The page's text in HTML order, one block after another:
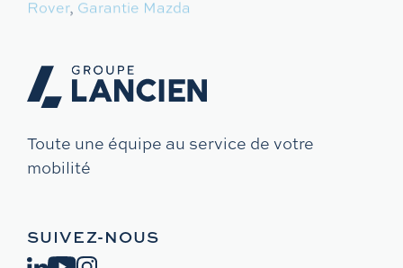
Toute une équipe au service de votre
mobilité
SUIVEZ-NOUS